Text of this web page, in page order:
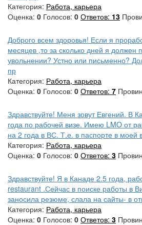
Категория: Работа, карьера
Оценка: 0 Голосов: 0 Ответов: 13
Доброго всем здоровья! Если я
месяцев ,то за сколько дней я должен
увольнении? Устно или письменно?
пр
Категория: Работа, карьера
Оценка: 0 Голосов: 0 Ответов: 7
Здравствуйте! Меня зовут Евгений. В
года по рабочей визе. Имею LMO от
на 2 года в ВС. Т.е. в паспорте в моей
Категория: Работа, карьера
Оценка: 0 Голосов: 0 Ответов: 3
Здравствуйте! Я в Канаде 2.5 года,
restaurant .Сейчас в поиске работы в
заносила резюме, слала на сайты- в
Категория: Работа, карьера
Оценка: 0 Голосов: 0 Ответов: 3